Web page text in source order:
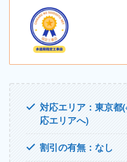
対応エリア：東京都
応エリアへ)
割引の有無：なし